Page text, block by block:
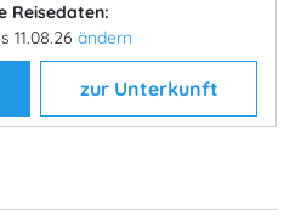
Reisedaten:
11.08.26 ändern
zur Unterkunft